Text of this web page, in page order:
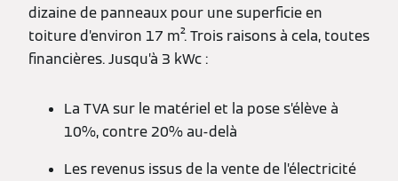
dizaine de panneaux pour une superficie en
toiture d’environ 17 m². Trois raisons à cela, toutes
financières. Jusqu’à 3 kWc :
La TVA sur le matériel et la pose s’élève à
10%, contre 20% au-delà
Les revenus issus de la vente de l’électricité